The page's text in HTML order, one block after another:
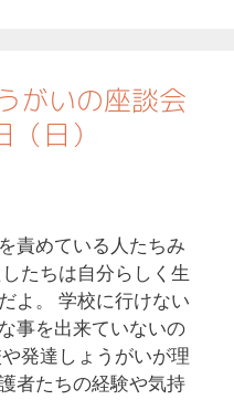
がいの座談会
日）
責めている人たちみ
たちは自分らしく生
よ。 学校に行けない
事を出来ていないの
発達しょうがいが理
者たちの経験や気持